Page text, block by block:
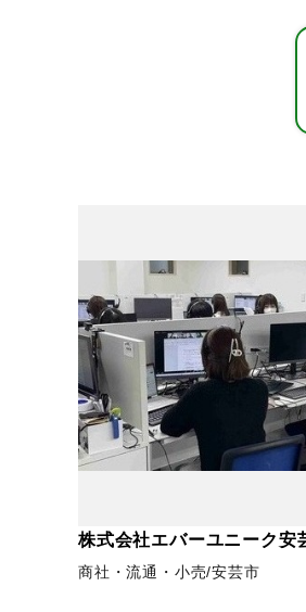
株式会社エバーユニーク安
商社・流通・小売 安芸市